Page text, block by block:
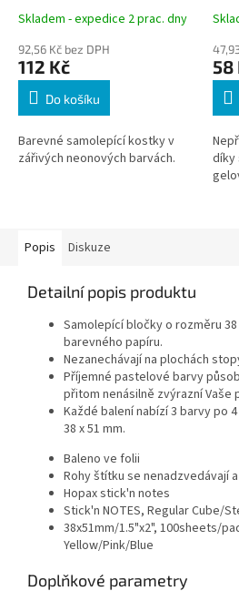
rozměr 38x51 mm,
neonový mix, 12x100 lístků
Skladem - expedice 2 prac. dny
92,56 Kč bez DPH
112 Kč
Do košíku
Barevné samolepící kostky v
zářivých neonových barvách.
0,7
58
díky
Popis Diskuze
Detailní popis produktu
Samolepící bločky o rozměru
barevného papíru.
Nezanechávají na plochách
Příjemné pastelové barvy
přitom nenásilně zvýrazní Vaše
Každé balení nabízí 3 barvy po
38 x 51 mm.
Baleno ve folii
Rohy štítku se nenadzvedávají
Hopax stick'n notes
Stick'n NOTES, Regular Cube/
38x51mm/1.5"x2", 100sheets/
Yellow/Pink/Blue
Doplňkové parametry